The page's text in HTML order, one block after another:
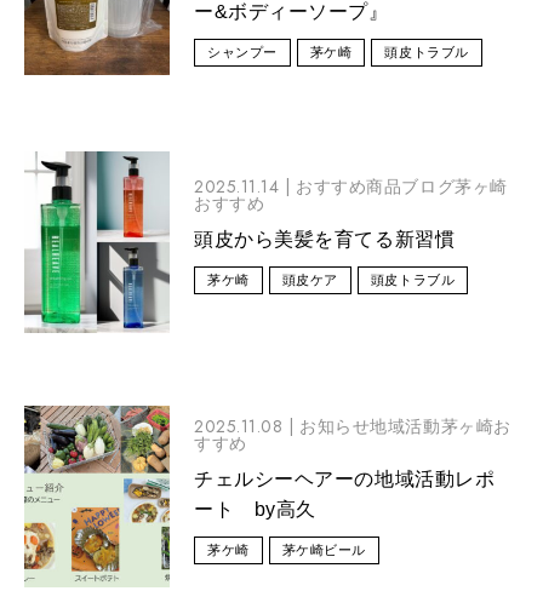
ー&ボディーソープ』
シャンプー 茅ケ崎 頭皮トラブル
2025.11.14 | おすすめ商品ブログ茅ヶ崎
おすすめ
頭皮から美髪を育てる新習慣
茅ケ崎 頭皮ケア 頭皮トラブル
2025.11.08 | お知らせ地域活動茅ヶ崎お
すすめ
チェルシーヘアーの地域活動レポ
ート by高久
茅ケ崎 茅ケ崎ビール